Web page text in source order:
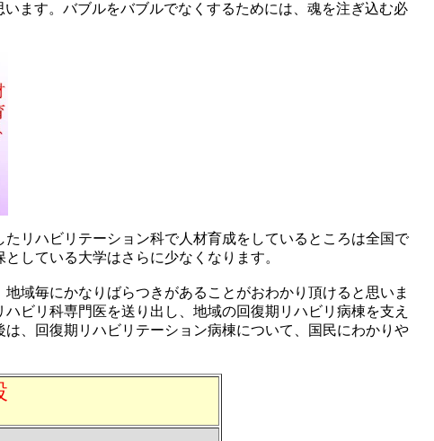
ます。バブルをバブルでなくするためには、魂を注ぎ込む必
リハビリテーション科で人材育成をしているところは全国で
している大学はさらに少なくなります。
域毎にかなりばらつきがあることがおわかり頂けると思いま
ハビリ科専門医を送り出し、地域の回復期リハビリ病棟を支え
、回復期リハビリテーション病棟について、国民にわかりや